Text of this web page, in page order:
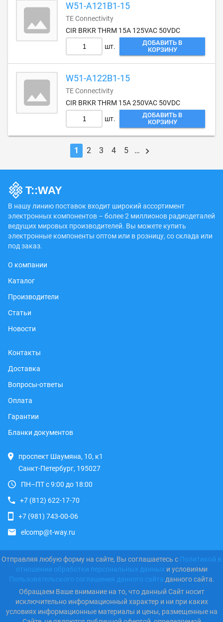
W51-A121B1-15
TE Connectivity
CIR BRKR THRM 15A 125VAC 50VDC
шт.
ДОБАВИТЬ В
КОРЗИНУ
W51-A122B1-15
TE Connectivity
CIR BRKR THRM 15A 250VAC 50VDC
шт.
ДОБАВИТЬ В
КОРЗИНУ
1 2 3 4 5 …
В нашу линию поставок входит широкий ассортимент
электронных компонентов – более 2 миллионов радиодеталей
ведущих мировых производителей. Вы можете купить
электронные компоненты оптом или в розницу, со склада или
под заказ.
О компании
Каталог
Производители
Статьи
Новости
Контакты
Доставка
Вопросы-ответы
Оплата
Гарантии
Бланки документов
проспект Шаумяна, 10, к1
Санкт-Петербург, 195027
ПН–ПТ с 9:00 до 18:00
+7 (812) 622-17-70
+7 (981) 743-00-06
elcomp@t-way.ru
Отправляя любую форму на сайте, Вы соглашаетесь с Политикой в
отношении обработки персональных данных и условиями
Пользовательского соглашения данного сайта данного сайта.
Обращаем Ваше внимание на то, что данный Сайт носит
исключительно информационный характер и ни при каких
условиях информационные материалы и цены, размещенные на